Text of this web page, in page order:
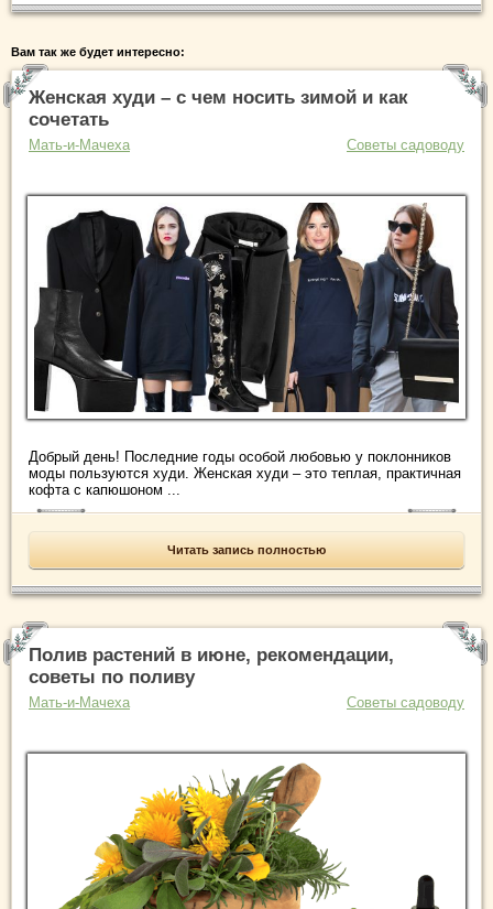
Вам так же будет интересно:
Женская худи – с чем носить зимой и как
сочетать
Мать-и-Мачеха Советы садоводу
Добрый день! Последние годы особой любовью у поклонников
моды пользуются худи. Женская худи – это теплая, практичная
кофта с капюшоном ...
Читать запись полностью
Полив растений в июне, рекомендации,
советы по поливу
Мать-и-Мачеха Советы садоводу